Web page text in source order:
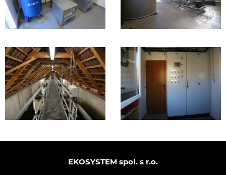
EKOSYSTEM spol. s r.o.